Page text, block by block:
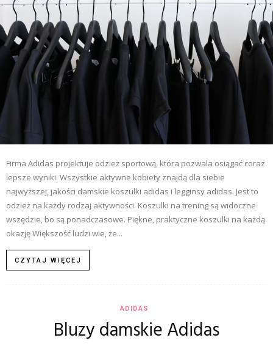
Firma Adidas projektuje odzież sportową, która pozwala osiągać coraz
lepsze wyniki. Wszystkie aktywne kobiety znajdą dla siebie
najwyższej, jakości damskie koszulki adidas i legginsy adidas. Jest to
odzież na każdy rodzaj aktywności. Koszulki na trening są widoczne
wszędzie, bo są ponadczasowe. Piękne, praktyczne koszulki na każdą
okazję Większość ludzi wie, że...
CZYTAJ WIĘCEJ
ADIDAS
Bluzy damskie Adidas